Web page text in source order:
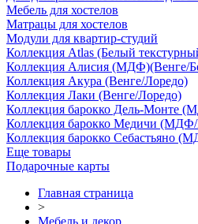
Мебель для хостелов
Матрацы для хостелов
Модули для квартир-студий
Коллекция Atlas (Белый
Коллекция Алисия (МДФ)(Венге/
Коллекция Акура (Венге/Лоредо)
Коллекция Лаки (Венге/Лоредо)
Коллекция барокко Дель-Монте
Коллекция барокко Медичи
Коллекция барокко Себастьяно
Еще товары
Подарочные карты
Главная страница
>
Мебель и декор